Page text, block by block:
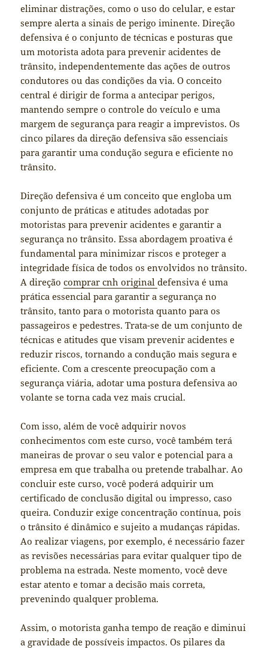
eliminar distrações, como o uso do celular, e estar
sempre alerta a sinais de perigo iminente. Direção
defensiva é o conjunto de técnicas e posturas que
um motorista adota para prevenir acidentes de
trânsito, independentemente das ações de outros
condutores ou das condições da via. O conceito
central é dirigir de forma a antecipar perigos,
mantendo sempre o controle do veículo e uma
margem de segurança para reagir a imprevistos. Os
cinco pilares da direção defensiva são essenciais
para garantir uma condução segura e eficiente no
trânsito.
Direção defensiva é um conceito que engloba um
conjunto de práticas e atitudes adotadas por
motoristas para prevenir acidentes e garantir a
segurança no trânsito. Essa abordagem proativa é
fundamental para minimizar riscos e proteger a
integridade física de todos os envolvidos no trânsito.
A direçãocomprar cnh originaldefensiva é uma
prática essencial para garantir a segurança no
trânsito, tanto para o motorista quanto para os
passageiros e pedestres. Trata-se de um conjunto de
técnicas e atitudes que visam prevenir acidentes e
reduzir riscos, tornando a condução mais segura e
eficiente. Com a crescente preocupação com a
segurança viária, adotar uma postura defensiva ao
volante se torna cada vez mais crucial.
Com isso, além de você adquirir novos
conhecimentos com este curso, você também terá
maneiras de provar o seu valor e potencial para a
empresa em que trabalha ou pretende trabalhar. Ao
concluir este curso, você poderá adquirir um
certificado de conclusão digital ou impresso, caso
queira. Conduzir exige concentração contínua, pois
o trânsito é dinâmico e sujeito a mudanças rápidas.
Ao realizar viagens, por exemplo, é necessário fazer
as revisões necessárias para evitar qualquer tipo de
problema na estrada. Neste momento, você deve
estar atento e tomar a decisão mais correta,
prevenindo qualquer problema.
Assim, o motorista ganha tempo de reação e diminui
a gravidade de possíveis impactos. Os pilares da